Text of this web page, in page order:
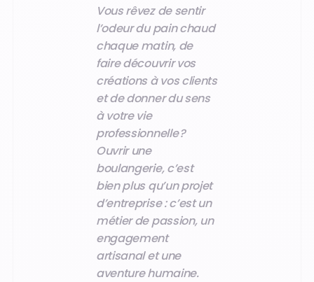
Vous rêvez de sentir
l’odeur du pain chaud
chaque matin, de
faire découvrir vos
créations à vos clients
et de donner du sens
à votre vie
professionnelle ?
Ouvrir une
boulangerie, c’est
bien plus qu’un projet
d’entreprise : c’est un
métier de passion, un
engagement
artisanal et une
aventure humaine.